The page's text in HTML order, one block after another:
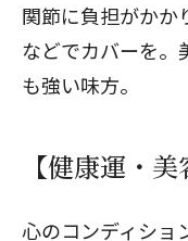
関節に負担がかか
などでカバーを。
も強い味方。
【健康運・
心のコンディショ